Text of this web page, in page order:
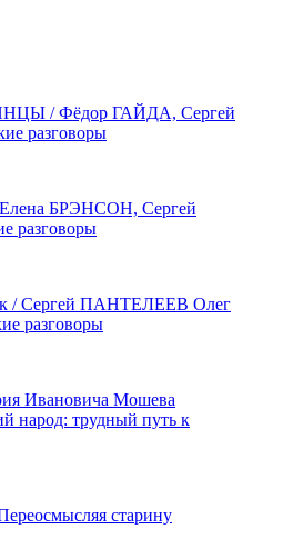
/ Фёдор ГАЙДА, Сергей
разговоры
Елена БРЭНСОН, Сергей
разговоры
/ Сергей ПАНТЕЛЕЕВ Олег
разговоры
Ивановича Мошева
народ: трудный путь к
старину